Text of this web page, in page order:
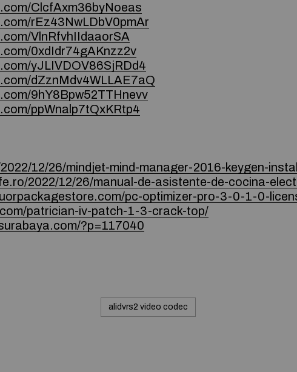
ClcfAxm36byNoeas
rEz43NwLDbV0pmAr
VlnRfvhIIdaaorSA
0xdIdr74gAKnzz2v
yJLIVDOV86SjRDd4
dZznMdv4WLLAE7aQ
9hY8Bpw52TTHnevv
ppWnalp7tQxKRtp4
12/26/mindjet-mind-manager-2016-keygen-
2022/12/26/manual-de-asistente-de-cocina-
pc-optimizer-pro-3-0-1-0-
patrician-iv-patch-1-3-crack-top/
?p=117040
alidvrs2 video codec